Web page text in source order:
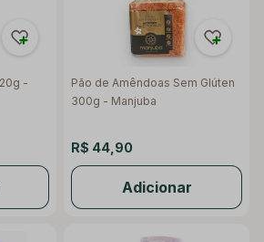
-
Pão de Amêndoas Sem Glúten
300g - Manjuba
R$ 44,90
Adicionar